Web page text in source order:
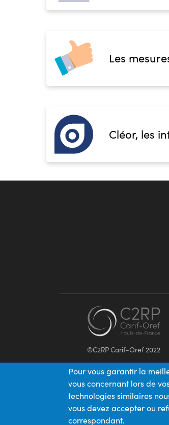
Les
Cléor, les
©C2RP Carif-Oref 2022
Pour vous garantir la
vous concernant lors de
technologies similaires
vous devez accepter ou
correspondant.